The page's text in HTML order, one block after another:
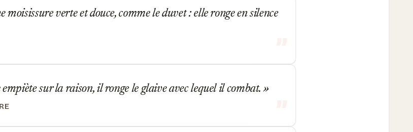
verte et douce, comme le duvet : elle ronge en silence
sur la raison, il ronge le glaive avec lequel il combat.